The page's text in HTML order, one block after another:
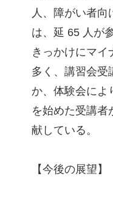
人、障がい者
は、延 65 人が
きっかけにマイ
多く、講習会受
か、体験会によ
を始めた受講者
献している。
【今後の展望】